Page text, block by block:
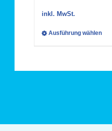
ist:
inkl. MwSt.
Ausführung wählen